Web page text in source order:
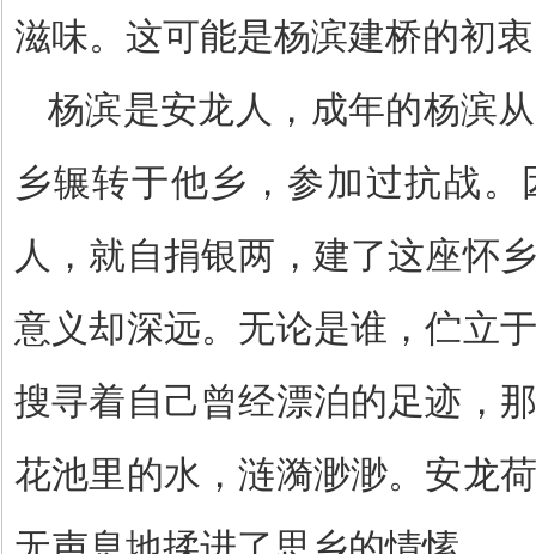
滋味。这可能是杨滨建桥的初
杨滨是安龙人，成年的杨滨
乡辗转于他乡，参加过抗战
人，就自捐银两，建了这座怀
意义却深远。无论是谁，伫立
搜寻着自己曾经漂泊的足迹，
花池里的水，涟漪渺渺。安龙